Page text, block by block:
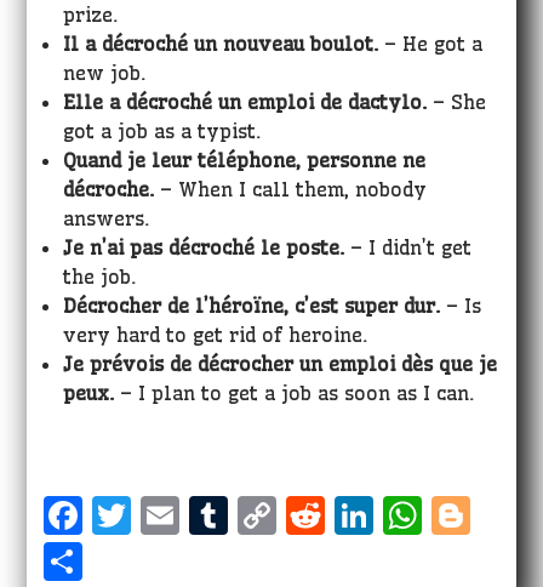
prize.
Il a décroché un nouveau boulot. – He got a
new job.
Elle a décroché un emploi de dactylo. – She
got a job as a typist.
Quand je leur téléphone, personne ne
décroche. – When I call them, nobody
answers.
Je n’ai pas décroché le poste. – I didn’t get
the job.
Décrocher de l’héroïne, c’est super dur. – Is
very hard to get rid of heroine.
Je prévois de décrocher un emploi dès que je
peux. – I plan to get a job as soon as I can.
F
T
E
T
C
R
Li W